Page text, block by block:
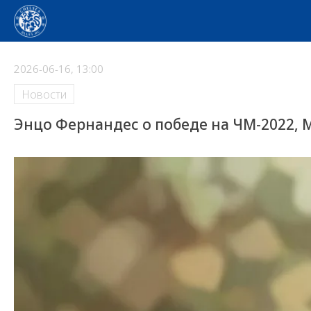
2026-06-16, 13:00
Новости
Энцо Фернандес о победе на ЧМ-2022,